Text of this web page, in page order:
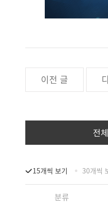
이전 글
전체
15개씩 보기 30개씩
분류